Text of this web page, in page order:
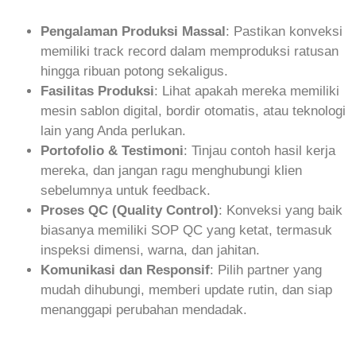
Pengalaman Produksi Massal: Pastikan konveksi
memiliki track record dalam memproduksi ratusan
hingga ribuan potong sekaligus.
Fasilitas Produksi: Lihat apakah mereka memiliki
mesin sablon digital, bordir otomatis, atau teknologi
lain yang Anda perlukan.
Portofolio & Testimoni: Tinjau contoh hasil kerja
mereka, dan jangan ragu menghubungi klien
sebelumnya untuk feedback.
Proses QC (Quality Control): Konveksi yang baik
biasanya memiliki SOP QC yang ketat, termasuk
inspeksi dimensi, warna, dan jahitan.
Komunikasi dan Responsif: Pilih partner yang
mudah dihubungi, memberi update rutin, dan siap
menanggapi perubahan mendadak.